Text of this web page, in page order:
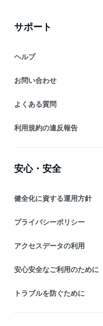
サポート
ヘルプ
お問い合わせ
よくある質問
利用規約の違反報告
安心・安全
健全化に資する運用方針
プライバシーポリシー
アクセスデータの利用
安心安全なご利用のために
トラブルを防ぐために